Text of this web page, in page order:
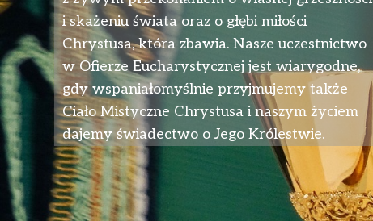
i skażeniu świata oraz o głębi miłości
Chrystusa, która zbawia. Nasze uczestnictwo
w Ofierze Eucharystycznej jest wiarygodne,
gdy wspaniałomyślnie przyjmujemy także
Ciało Mistyczne Chrystusa i naszym życiem
dajemy świadectwo o Jego Królestwie.